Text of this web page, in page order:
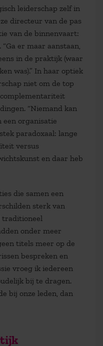
leiderschap zelf in
directeur van de pas
van de binnenvaart:
er maar aanstaan,
in de praktijk (waar
was).” In haar optiek
niet om de top
“Niemand kan
een organisatie
paradoxaal: lange
versus
en daar heb
die samen een
sterk van
traditioneel
onder meer
titels meer op de
bespreken en
vroeg ik iedereen
bij te dragen.
bij onze leden, dan